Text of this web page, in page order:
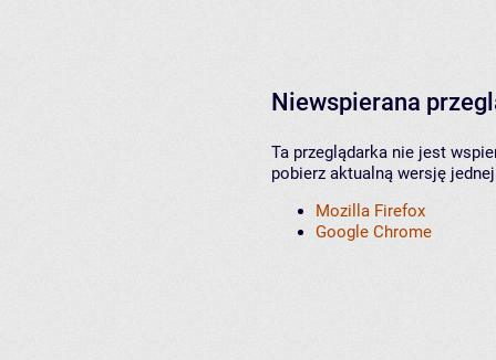
Niewspierana
Ta przeglądarka nie jest
pobierz aktualną wersję
Mozilla Firefox
Google Chrome